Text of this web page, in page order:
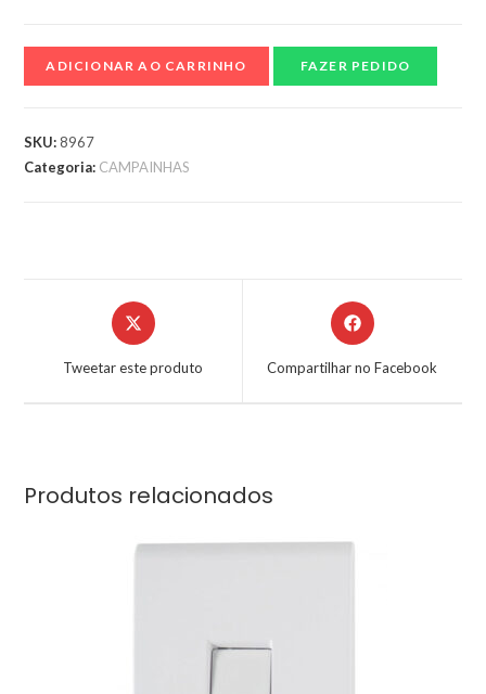
ADICIONAR AO CARRINHO FAZER PEDIDO
SKU:8967
Categoria: CAMPAINHAS
Tweetar este produto Compartilhar no Facebook
Produtos relacionados